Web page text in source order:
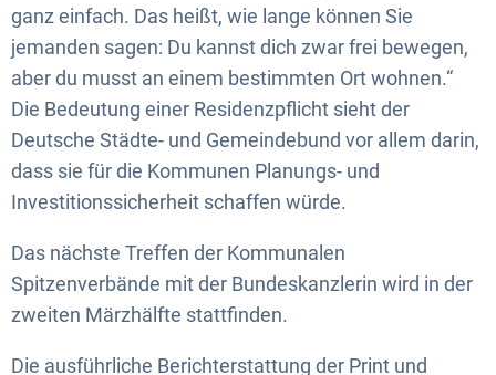
ganz einfach. Das heißt, wie lange können Sie
jemanden sagen: Du kannst dich zwar frei bewegen,
aber du musst an einem bestimmten Ort wohnen.“
Die Bedeutung einer Residenzpflicht sieht der
Deutsche Städte- und Gemeindebund vor allem darin,
dass sie für die Kommunen Planungs- und
Investitionssicherheit schaffen würde.
Das nächste Treffen der Kommunalen
Spitzenverbände mit der Bundeskanzlerin wird in der
zweiten Märzhälfte stattfinden.
Die ausführliche Berichterstattung der Print und